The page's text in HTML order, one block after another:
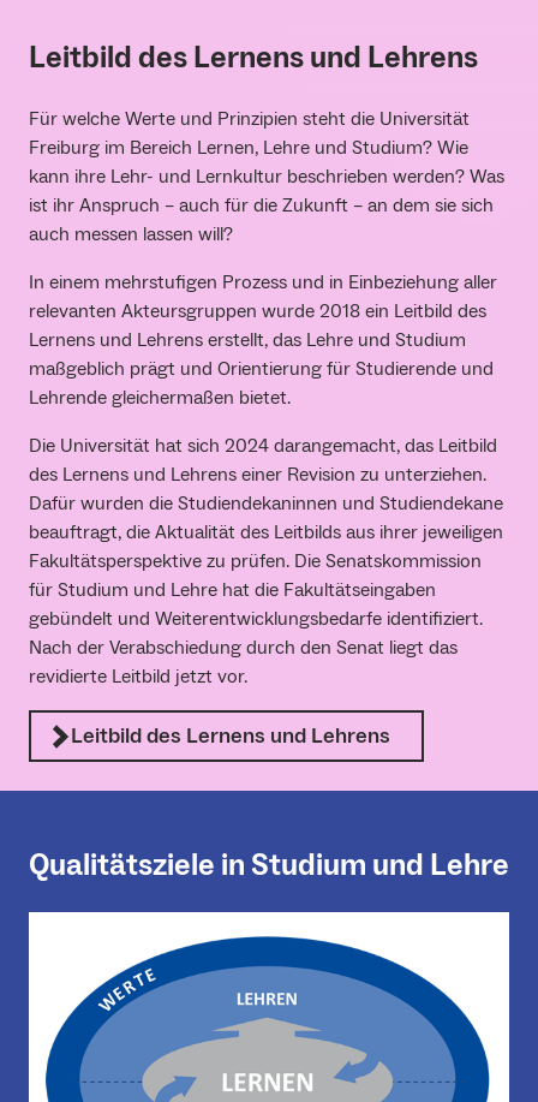
Leitbild des Lernens und Lehrens
Für welche Werte und Prinzipien steht die Universität
Freiburg im Bereich Lernen, Lehre und Studium? Wie
kann ihre Lehr- und Lernkultur beschrieben werden? Was
ist ihr Anspruch – auch für die Zukunft – an dem sie sich
auch messen lassen will?
In einem mehrstufigen Prozess und in Einbeziehung aller
relevanten Akteursgruppen wurde 2018 ein Leitbild des
Lernens und Lehrens erstellt, das Lehre und Studium
maßgeblich prägt und Orientierung für Studierende und
Lehrende gleichermaßen bietet.
Die Universität hat sich 2024 darangemacht, das Leitbild
des Lernens und Lehrens einer Revision zu unterziehen.
Dafür wurden die Studiendekaninnen und Studiendekane
beauftragt, die Aktualität des Leitbilds aus ihrer jeweiligen
Fakultätsperspektive zu prüfen. Die Senatskommission
für Studium und Lehre hat die Fakultätseingaben
gebündelt und Weiterentwicklungsbedarfe identifiziert.
Nach der Verabschiedung durch den Senat liegt das
revidierte Leitbild jetzt vor.
Leitbild des Lernens und Lehrens
Qualitätsziele in Studium und Lehre